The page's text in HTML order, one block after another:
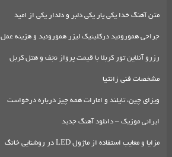
متن آهنگ خدا یکی یار یکی دلبر و دلدار یکی از امید
جراحی هموروئید درکلینیک لیزر هموروئید و هزینه عمل
رزرو آنلاین تور کربلا با قیمت پرواز نجف و هتل کربل
مشخصات فنی زانتیا
ویزای چین، تایلند و امارات همه چیز درباره درخواست
ایرانی موزیک – دانلود آهنگ جدید
مزایا و معایب استفاده از ماژول LED در روشنایی خانگ